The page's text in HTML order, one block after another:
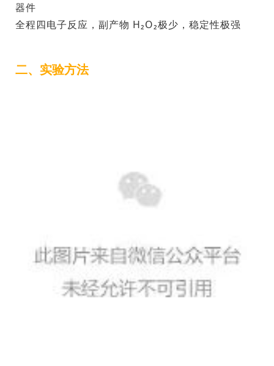
器件
全程四电子反应 ，副产物 H₂O₂极少，稳定性极强
二、实验方法